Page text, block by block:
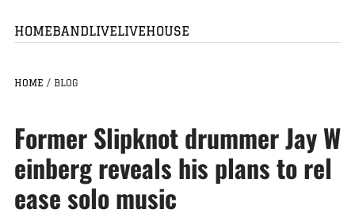
HOMEBANDLIVELIVEHOUSE
HOME / BLOG
Former Slipknot drummer Jay W
einberg reveals his plans to rel
ease solo music